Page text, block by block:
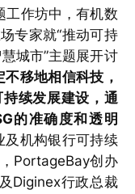
作坊中，有机数
专家就“推动可持
城市”主题展开讨
移地相信科技，
续发展建设，通
的准确度和透明
及机构银行可持续
PortageBay创办
Diginex行政总裁